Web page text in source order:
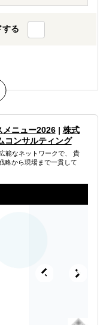
する
を管理。初動、レス
先探し
メニュー2026| 株式
コンサルティング
範なネットワークで、 貴
略から現場まで一貫して